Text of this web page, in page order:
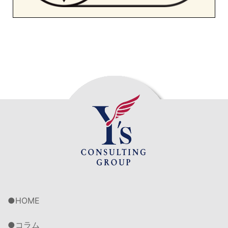
HOME
コラム